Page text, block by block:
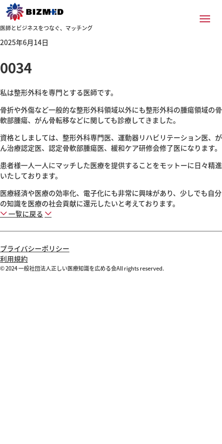
医師とビジネスをつなぐ、マッチング
2025年6月14日
0034
私は整形外科を専門とする医師です。
骨折や外傷など一般的な整形外科領域以外にも整形外科の腫瘍領域の骨
軟部腫瘍、がん骨転移などに関しても診療してきました。
資格としましては、整形外科専門医、運動器リハビリテーション医、が
ん治療認定医、認定骨軟部腫瘍医、緩和ケア研修会修了医になります。
患者様一人一人にマッチした医療を提供することをモットーに日々精進
いたしております。
医療経済や医療の効率化、電子化にも非常に興味があり、少しでも自分
の知識を医療の社会貢献に還元したいと考えております。
一覧に戻る
プライバシーポリシー
利用規約
© 2024 一般社団法人正しい医療知識を広める会All rights reserved.